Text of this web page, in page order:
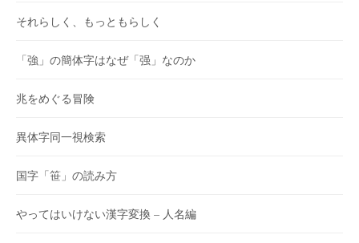
それらしく、もっともらしく
「強」の簡体字はなぜ「强」なのか
兆をめぐる冒険
異体字同一視検索
国字「笹」の読み方
やってはいけない漢字変換 – 人名編